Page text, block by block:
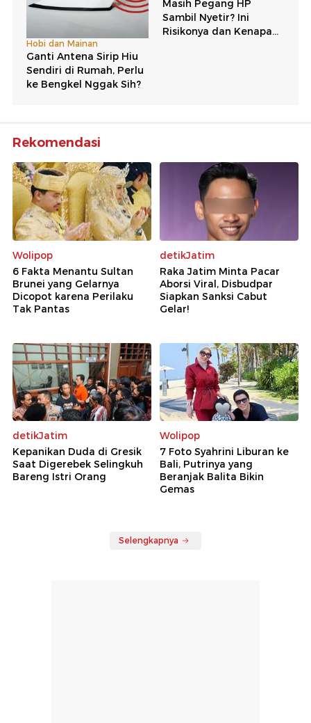
Rekomendasi
Wolipop
6 Fakta Menantu Sultan
Brunei yang Gelarnya
Dicopot karena Perilaku
Tak Pantas
detikJatim
Raka Jatim Minta Pacar
Aborsi Viral, Disbudpar
Siapkan Sanksi Cabut
Gelar!
detikJatim
Kepanikan Duda di Gresik
Saat Digerebek Selingkuh
Bareng Istri Orang
Wolipop
7 Foto Syahrini Liburan ke
Bali, Putrinya yang
Beranjak Balita Bikin
Gemas
Selengkapnya